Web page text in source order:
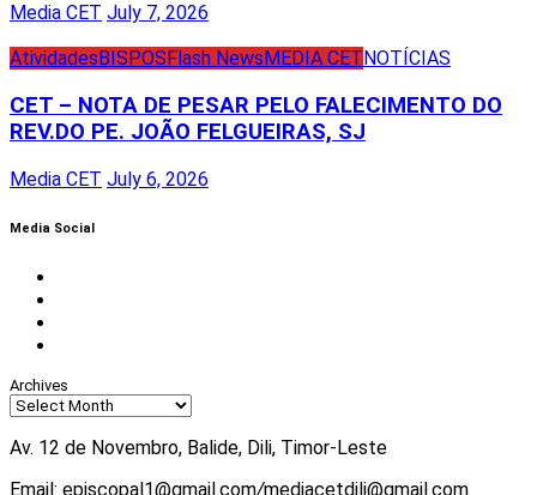
Media CET July 7, 2026
Atividades BISPOS Flash News MEDIA CET NOTÍCIAS
CET – NOTA DE PESAR PELO FALECIMENTO DO
REV.DO PE. JOÃO FELGUEIRAS, SJ
Media CET July 6, 2026
Media Social
Archives
Av. 12 de Novembro, Balide, Dili, Timor-Leste
Email: episcopal1@gmail.com/mediacetdili@gmail.com